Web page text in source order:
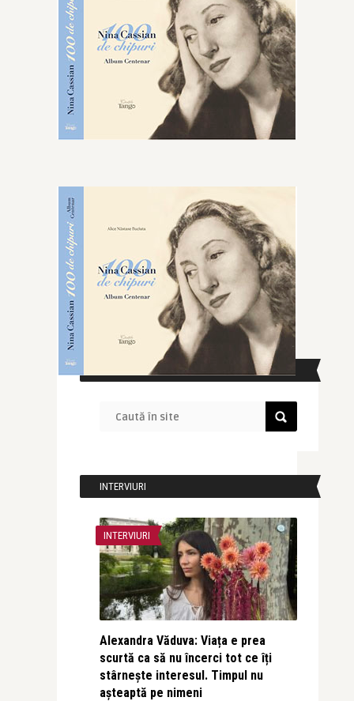
CAUTĂ ÎN SITE
INTERVIURI
INTERVIURI
Alexandra Văduva: Viața e prea
scurtă ca să nu încerci tot ce îți
stârnește interesul. Timpul nu
așteaptă pe nimeni